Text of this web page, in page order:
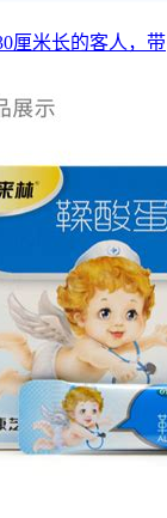
厘米长的客人，带